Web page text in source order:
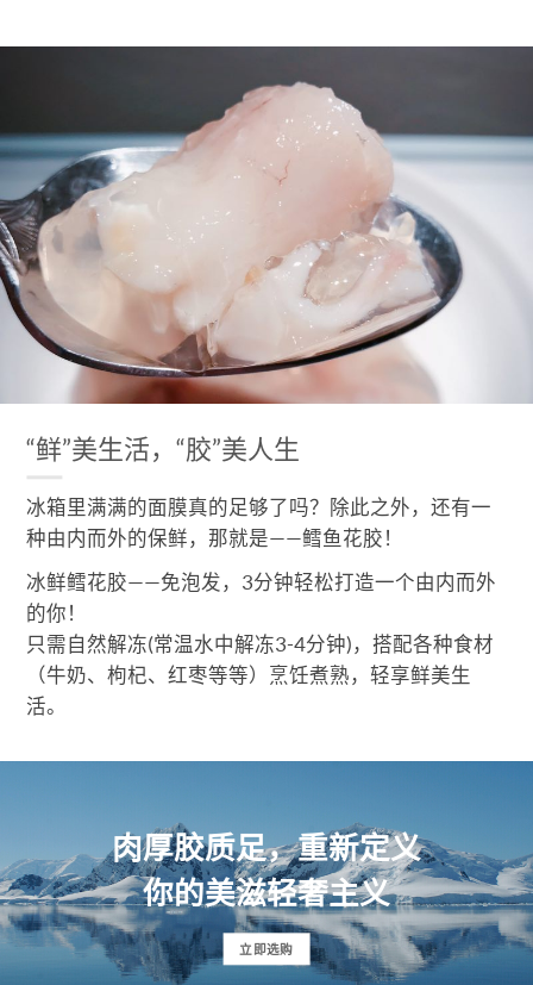
“鲜”美生活，“胶”美人生
冰箱里满满的面膜真的足够了吗？除此之外，还有一
种由内而外的保鲜，那就是——鳕鱼花胶！
冰鲜鳕花胶——免泡发，3分钟轻松打造一个由内而外
的你！
只需自然解冻(常温水中解冻3-4分钟)，搭配各种食材
（牛奶、枸杞、红枣等等）烹饪煮熟，轻享鲜美生
活。
肉厚胶质足，重新定义
你的美滋轻奢主义
立即选购